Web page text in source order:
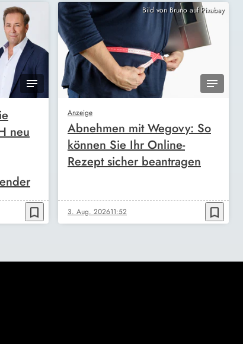
neu
bookmark_border
Bild von Bruno auf Pixabay
Anzeige
Abnehmen mit Wegovy: So
können Sie Ihr Online-
Rezept sicher beantragen
3. Aug. 202611:52 bookmark_border